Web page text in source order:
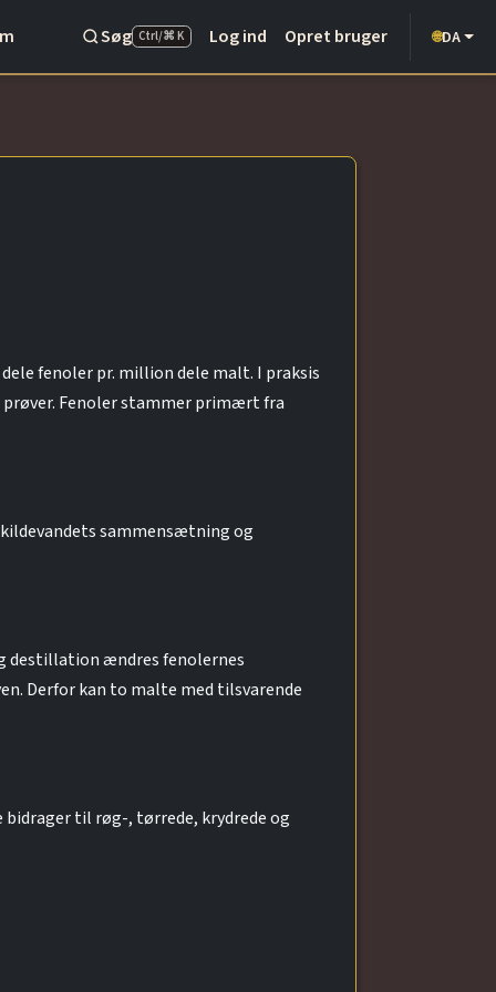
Søg Ctrl/⌘ K Log ind Opret bruger 🌐DA
fenoler pr. million dele malt. I praksis
Fenoler stammer primært fra
sammensætning og
destillation ændres fenolernes
Derfor kan to malte med tilsvarende
til røg-, tørrede, krydrede og